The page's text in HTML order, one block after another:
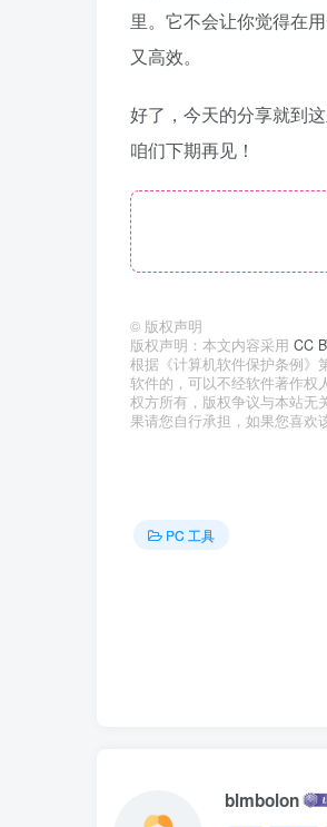
里。它不会让你觉得在
又高效。
好了，今天的分享就到
咱们下期再见！
© 版权声明
版权声明：本文内容采用 CC
根据《计算机软件保护条例》
软件的，可以不经软件著作权
权方所有，版权争议与本站无
果请您自行承担，如果您喜欢
PC 工具
blmbolon